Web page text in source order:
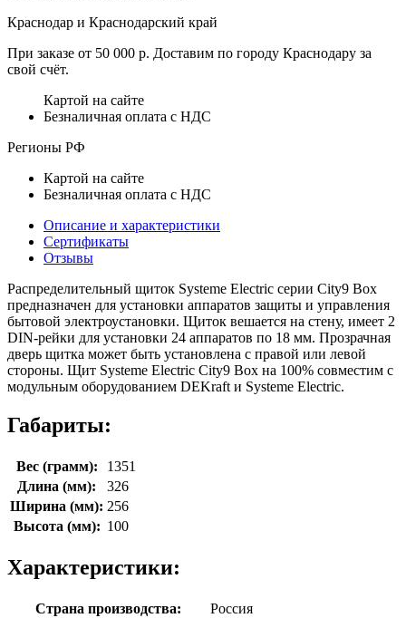
Краснодар и Краснодарский край
При заказе от 50 000 р. Доставим по городу Краснодару за
свой счёт.
Картой на сайте
Безналичная оплата с НДС
Регионы РФ
Картой на сайте
Безналичная оплата с НДС
Описание и характеристики
Сертификаты
Отзывы
Распределительный щиток Systeme Electric серии City9 Box
предназначен для установки аппаратов защиты и управления
бытовой электроустановки. Щиток вешается на стену, имеет 2
DIN-рейки для установки 24 аппаратов по 18 мм. Прозрачная
дверь щитка может быть установлена с правой или левой
стороны. Щит Systeme Electric City9 Box на 100% совместим с
модульным оборудованием DEKraft и Systeme Electric.
Габариты:
Вес (грамм):
1351
Длина (мм):
326
Ширина (мм): 256
Высота (мм): 100
Характеристики:
Страна производства: Россия